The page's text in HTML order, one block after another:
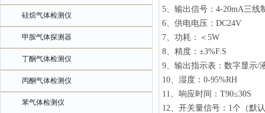
硅烷气体检测仪
甲胺气体探测器
丁酮气体检测仪
丙酮气体检测仪
苯气体检测仪
5、输出信号：4-20mA三线
6、供电电压：DC24V
7、功耗：＜5W
8、精度：±3%F.S
9、输出指示表：数字显示/
10、湿度：0-95%RH
11、响应时间：T90≤30S
12、开关量信号：1个（默